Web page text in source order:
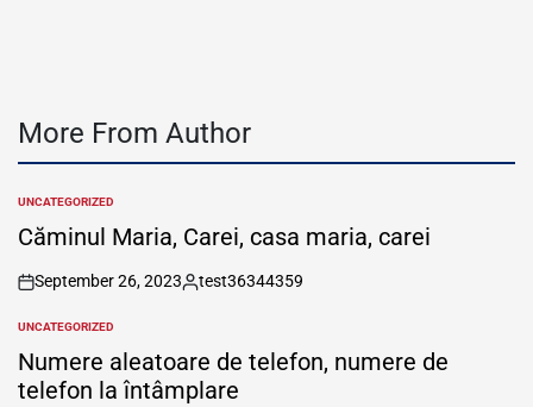
More From Author
POSTED
IN
UNCATEGORIZED
Căminul Maria, Carei, casa maria, carei
on
September 26, 2023
Posted
test36344359
POSTED
IN
UNCATEGORIZED
Numere aleatoare de telefon, numere de
telefon la întâmplare